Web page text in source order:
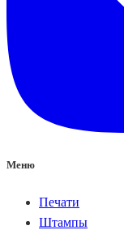
Меню
Печати
Штампы